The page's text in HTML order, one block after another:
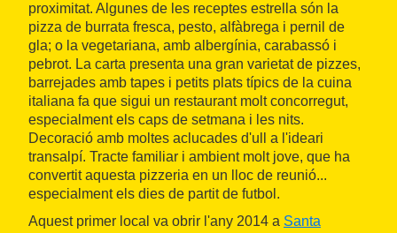
proximitat. Algunes de les receptes estrella són la
pizza de burrata fresca, pesto, alfàbrega i pernil de
gla; o la vegetariana, amb albergínia, carabassó i
pebrot. La carta presenta una gran varietat de pizzes,
barrejades amb tapes i petits plats típics de la cuina
italiana fa que sigui un restaurant molt concorregut,
especialment els caps de setmana i les nits.
Decoració amb moltes aclucades d'ull a l'ideari
transalpí. Tracte familiar i ambient molt jove, que ha
convertit aquesta pizzeria en un lloc de reunió...
especialment els dies de partit de futbol.
Aquest primer local va obrir l'any 2014 a Santa